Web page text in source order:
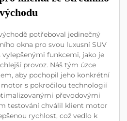
východu
potřeboval jedinečný
okna pro svou luxusní SUV
vylepšenými funkcemi, jako je
provoz. Náš tým úzce
aby pochopil jeho konkrétní
motor s pokročilou technologií
převodovými
testování chválil klient motor
rychlost, což vedlo k